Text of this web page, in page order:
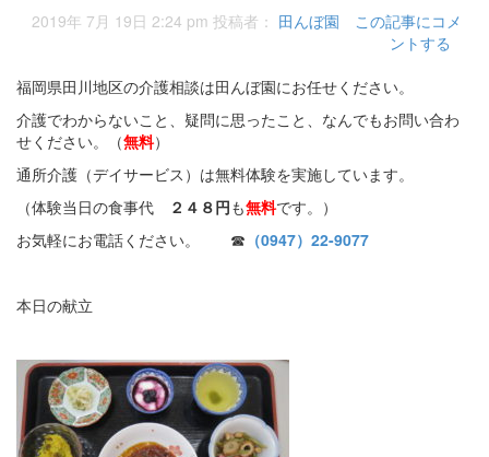
2019年 7月 19日 2:24 pm 投稿者： 田んぼ園
この記事にコメ
ントする
福岡県田川地区の介護相談は田んぼ園にお任せください。
介護でわからないこと、疑問に思ったこと、なんでもお問い合わ
せください。（無料）
通所介護（デイサービス）は無料体験を実施しています。
（体験当日の食事代
２４８円も無料です。）
お気軽にお電話ください。 ☎ （0947）22-9077
本日の献立